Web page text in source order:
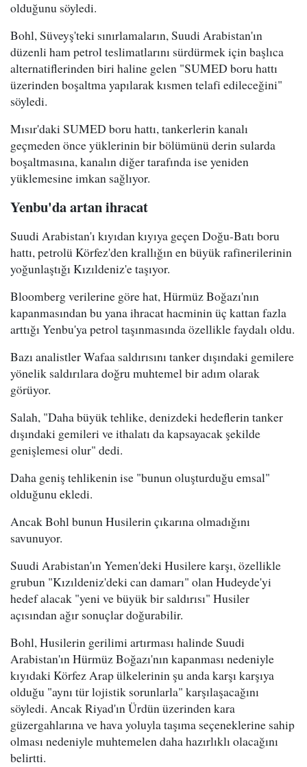
olduğunu söyledi.
Bohl, Süveyş'teki sınırlamaların, Suudi Arabistan'ın
düzenli ham petrol teslimatlarını sürdürmek için başlıca
alternatiflerinden biri haline gelen "SUMED boru hattı
üzerinden boşaltma yapılarak kısmen telafi edileceğini"
söyledi.
Mısır'daki SUMED boru hattı, tankerlerin kanalı
geçmeden önce yüklerinin bir bölümünü derin sularda
boşaltmasına, kanalın diğer tarafında ise yeniden
yüklemesine imkan sağlıyor.
Yenbu'da artan ihracat
Suudi Arabistan'ı kıyıdan kıyıya geçen Doğu-Batı boru
hattı, petrolü Körfez'den krallığın en büyük rafinerilerinin
yoğunlaştığı Kızıldeniz'e taşıyor.
Bloomberg verilerine göre hat, Hürmüz Boğazı'nın
kapanmasından bu yana ihracat hacminin üç kattan fazla
arttığı Yenbu'ya petrol taşınmasında özellikle faydalı oldu.
Bazı analistler Wafaa saldırısını tanker dışındaki gemilere
yönelik saldırılara doğru muhtemel bir adım olarak
görüyor.
Salah, "Daha büyük tehlike, denizdeki hedeflerin tanker
dışındaki gemileri ve ithalatı da kapsayacak şekilde
genişlemesi olur" dedi.
Daha geniş tehlikenin ise "bunun oluşturduğu emsal"
olduğunu ekledi.
Ancak Bohl bunun Husilerin çıkarına olmadığını
savunuyor.
Suudi Arabistan'ın Yemen'deki Husilere karşı, özellikle
grubun "Kızıldeniz'deki can damarı" olan Hudeyde'yi
hedef alacak "yeni ve büyük bir saldırısı" Husiler
açısından ağır sonuçlar doğurabilir.
Bohl, Husilerin gerilimi artırması halinde Suudi
Arabistan'ın Hürmüz Boğazı'nın kapanması nedeniyle
kıyıdaki Körfez Arap ülkelerinin şu anda karşı karşıya
olduğu "aynı tür lojistik sorunlarla" karşılaşacağını
söyledi. Ancak Riyad'ın Ürdün üzerinden kara
güzergahlarına ve hava yoluyla taşıma seçeneklerine sahip
olması nedeniyle muhtemelen daha hazırlıklı olacağını
belirtti.